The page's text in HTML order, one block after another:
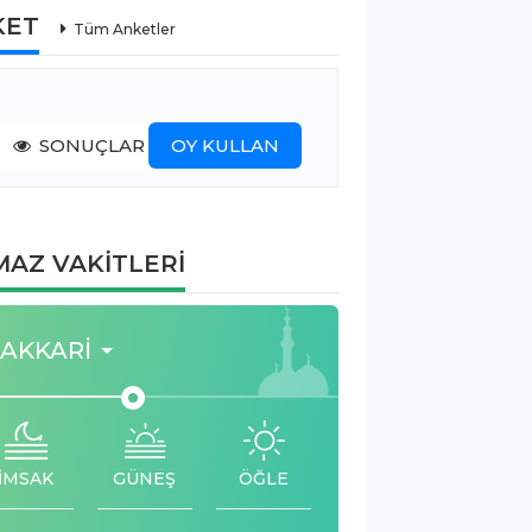
Tüm Anketler
SONUÇLAR OY KULLAN
VAKİTLERİ
İMSAK GÜNEŞ ÖĞLE